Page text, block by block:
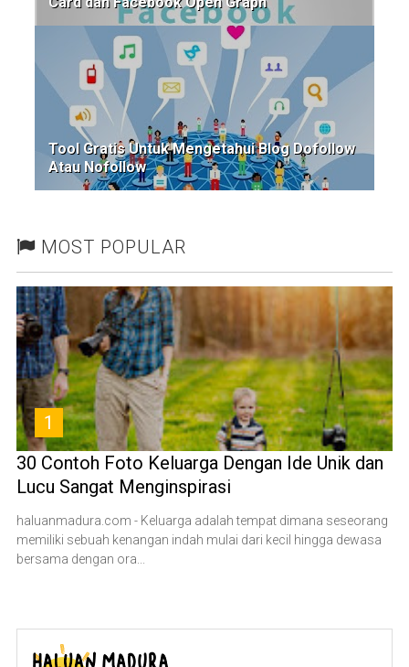
Tool Gratis Untuk Mengetahui Blog Dofollow
Atau Nofollow
MOST POPULAR
1
30 Contoh Foto Keluarga Dengan Ide Unik dan
Lucu Sangat Menginspirasi
haluanmadura.com - Keluarga adalah tempat dimana seseorang
memiliki sebuah kenangan indah mulai dari kecil hingga dewasa
bersama dengan ora...